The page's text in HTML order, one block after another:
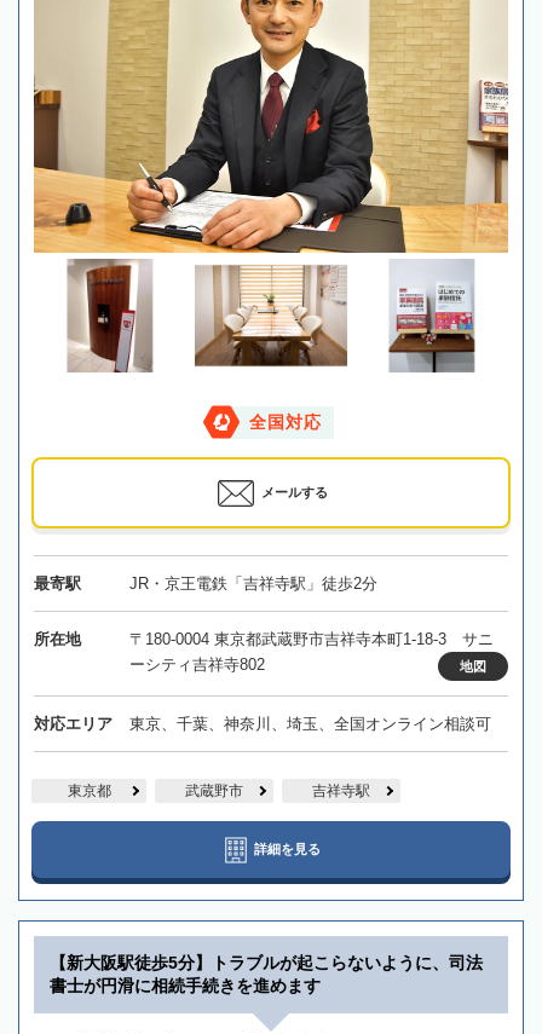
全国対応
メールする
最寄駅 JR・京王電鉄「吉祥寺駅」徒歩2分
所在地
〒180-0004 東京都武蔵野市吉祥寺本町1-18-3 サニ
ーシティ吉祥寺802
地図
対応エリア 東京、千葉、神奈川、埼玉、全国オンライン相談可
東京都 武蔵野市 吉祥寺駅
詳細を見る
【新大阪駅徒歩5分】トラブルが起こらないように、司法
書士が円滑に相続手続きを進めます